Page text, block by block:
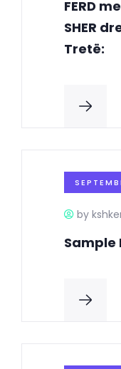
FERD
SHER
Tretë:
by
Sample